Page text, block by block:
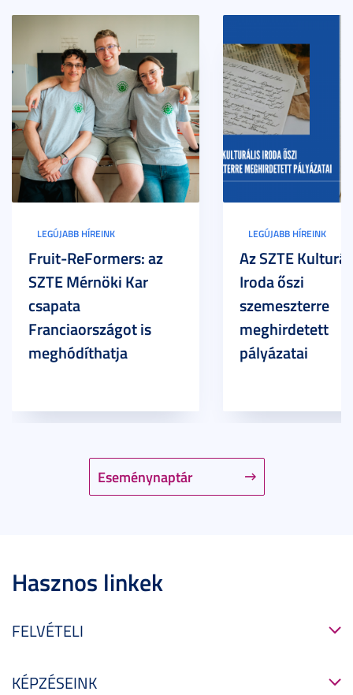
Eseménynaptár
LEGÚJABB HÍREINK
Fruit-ReFormers: az
SZTE Mérnöki Kar
csapata
Franciaországot is
meghódíthatja
LEGÚJABB HÍREINK
Az SZTE
Iroda őszi
szemeszterre
meghirdetett
pályázatai
Hasznos linkek
FELVÉTELI
KÉPZÉSEINK